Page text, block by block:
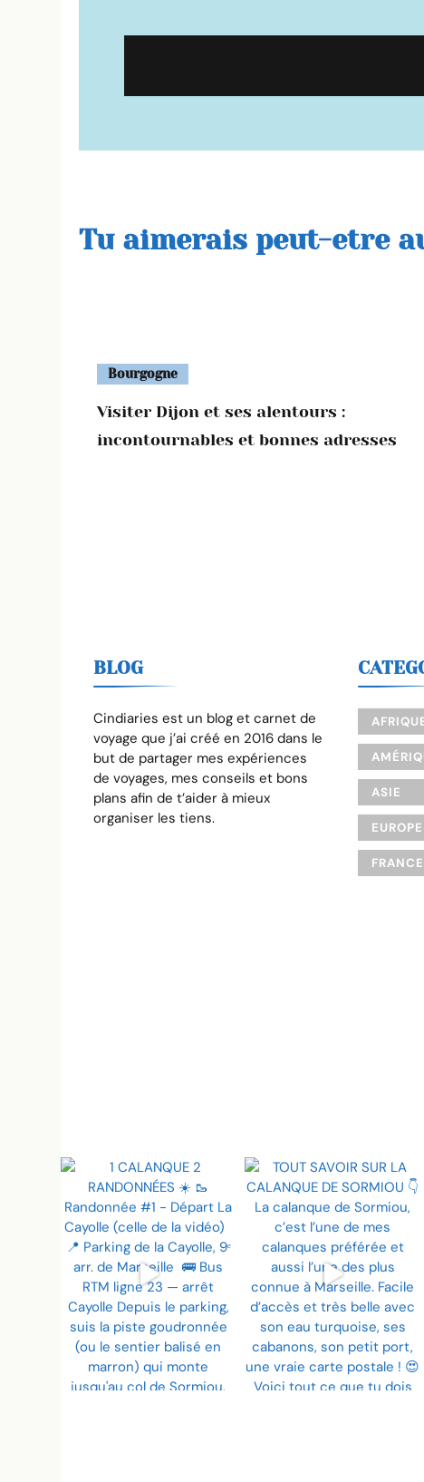
Tu aimerais peut-etre
Bourgogne
Visiter Dijon et ses alentours :
incontournables et bonnes adresses
BLOG
Cindiaries est un blog et carnet de
voyage que j’ai créé en 2016 dans le
but de partager mes expériences
de voyages, mes conseils et bons
plans afin de t’aider à mieux
organiser les tiens.
ASIE
EUROPE
FRANCE